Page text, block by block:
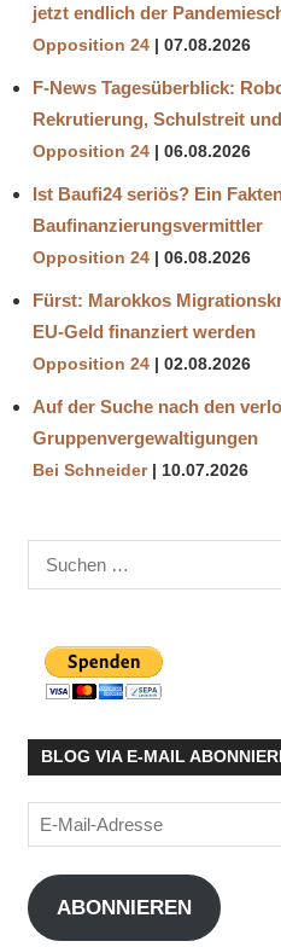
jetzt endlich der
Opposition 24 07.08.2026
F-News Tagesüberblick:
Rekrutierung, Schulstreit
Opposition 24 06.08.2026
Ist Baufi24 seriös? Ein
Baufinanzierungsvermittler
Opposition 24 06.08.2026
Fürst: Marokkos
EU-Geld finanziert werden
Opposition 24 02.08.2026
Auf der Suche nach den
Gruppenvergewaltigungen
Bei Schneider 10.07.2026
Suchen
nach:
BLOG VIA E-MAIL
E-
Mail-
Adresse
ABONNIEREN